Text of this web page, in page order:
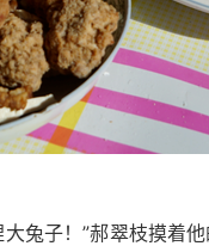
兔子！”郝翠枝摸